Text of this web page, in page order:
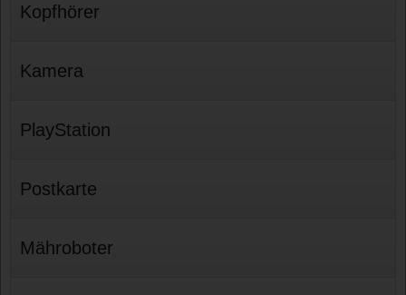
Kopfhörer
Kamera
PlayStation
Postkarte
Mähroboter